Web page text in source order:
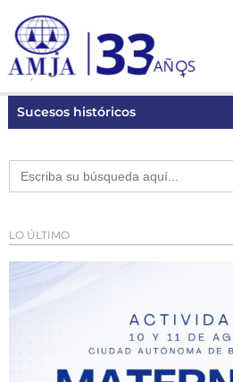
contenido
Sucesos históricos
Buscar:
LO ÚLTIMO